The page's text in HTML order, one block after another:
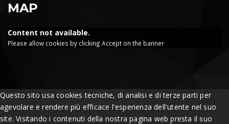
MAP
Content not available.
Please allow cookies by clicking Accept on the banner
Questo sito usa cookies tecniche, di analisi e di terze parti per
agevolare e rendere più efficace l'esperienza dell'utente nel suo
site. Visitando i contenuti della nostra pagina web presta il suo